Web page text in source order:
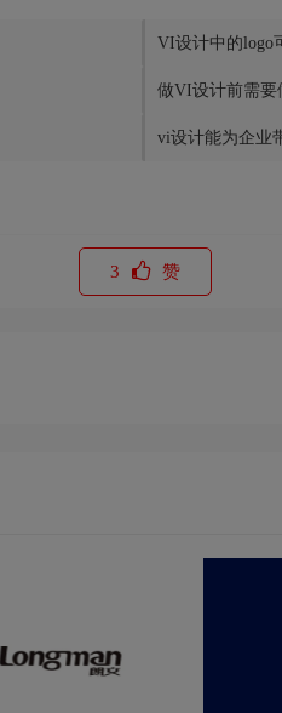
VI设计中的logo
做VI设计前需要
vi设计能为企业
3 赞